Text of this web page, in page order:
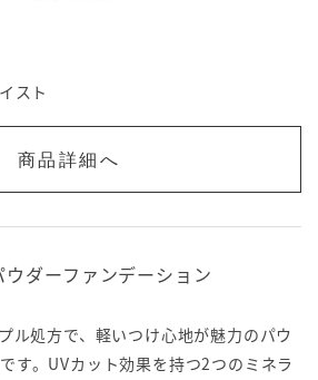
スト
商品詳細へ
ダーファンデーション
ル処方で、軽いつけ心地が魅力のパウ
す。UVカット効果を持つ2つのミネラ